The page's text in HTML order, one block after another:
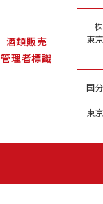
酒類販売
管理者標識
東
国
東